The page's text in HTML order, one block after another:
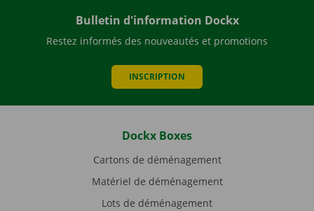
Bulletin d'information Dockx
Restez informés des nouveautés et promotions
INSCRIPTION
Dockx Boxes
Cartons de déménagement
Matériel de déménagement
Lots de déménagement